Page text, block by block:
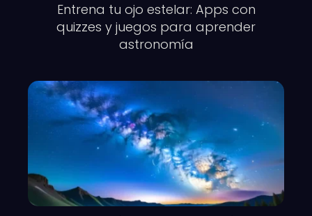
Entrena tu ojo estelar: Apps con
quizzes y juegos para aprender
astronomía